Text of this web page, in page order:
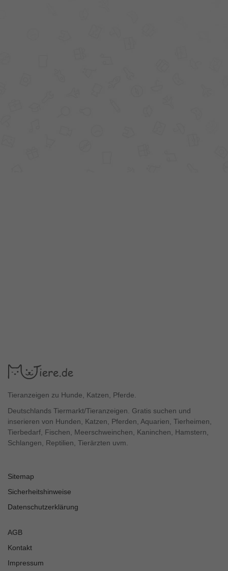
Tieranzeigen zu Hunde, Katzen, Pferde.
Deutschlands Tiermarkt/Tieranzeigen. Gratis suchen und
inserieren von Hunden, Katzen, Pferden, Aquarien, Tierheimen,
Tierbedarf, Fischen, Meerschweinchen, Kaninchen, Hamstern,
Schlangen, Reptilien, Tierärzten uvm.
Sitemap
Sicherheitshinweise
Datenschutzerklärung
AGB
Kontakt
Impressum